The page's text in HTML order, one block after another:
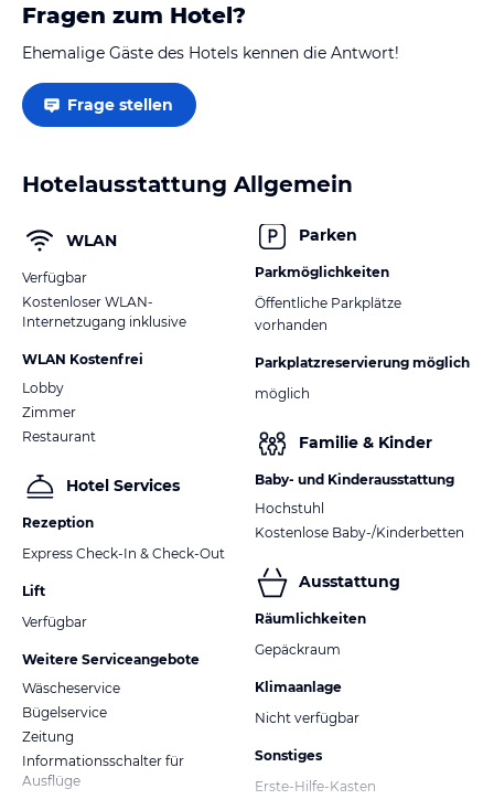
Fragen zum Hotel?
Ehemalige Gäste des Hotels kennen die Antwort!
Frage stellen
Hotelausstattung Allgemein
WLAN
Verfügbar
Kostenloser WLAN-
Internetzugang inklusive
WLAN Kostenfrei
Lobby
Zimmer
Restaurant
Hotel Services
Rezeption
Express Check-In & Check-Out
Lift
Verfügbar
Weitere Serviceangebote
Wäscheservice
Bügelservice
Zeitung
Informationsschalter für
Ausflüge
Parken
Parkmöglichkeiten
Öffentliche Parkplätze
vorhanden
Parkplatzreservierung möglich
möglich
Familie & Kinder
Baby- und Kinderausstattung
Hochstuhl
Kostenlose Baby-/Kinderbetten
Ausstattung
Räumlichkeiten
Gepäckraum
Klimaanlage
Nicht verfügbar
Sonstiges
Erste-Hilfe-Kasten